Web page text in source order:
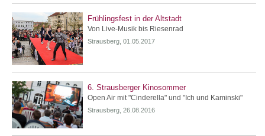
Frühlingsfest in der Altstadt
Von Live-Musik bis Riesenrad
Strausberg, 01.05.2017
6. Strausberger Kinosommer
Open Air mit "Cinderella" und "Ich und Kaminski"
Strausberg, 26.08.2016